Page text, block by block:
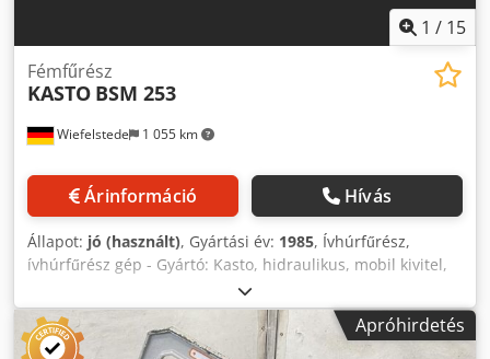
1 / 15
Wiefelstede 1 055 km
Fémfűrész
KASTO BSM 253
Árinformáció Hívás
Állapot: jó (használt), Gyártási év: 1985, Ívhúrfűrész,
ívhúrfűrész gép - Gyártó: Kasto, hidraulikus, mobil kivitel,
hűtőfolyadék rendszerrel - Típus: BSM 253 - Teljesítmény:
1,5 kW - Vágási sebesség: 3 fokozat - Max. vágási
magasság: 205 mm - Max. vágási szélesség: 255 mm - Satu:
Apróhirdetés